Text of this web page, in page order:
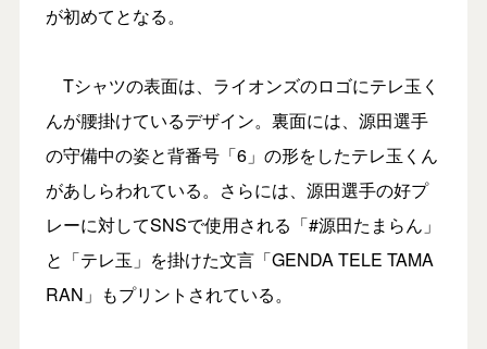
が初めてとなる。
Tシャツの表面は、ライオンズのロゴにテレ玉く
んが腰掛けているデザイン。裏面には、源田選手
の守備中の姿と背番号「6」の形をしたテレ玉くん
があしらわれている。さらには、源田選手の好プ
レーに対してSNSで使用される「#源田たまらん」
と「テレ玉」を掛けた文言「GENDA TELE TAMA
RAN」もプリントされている。